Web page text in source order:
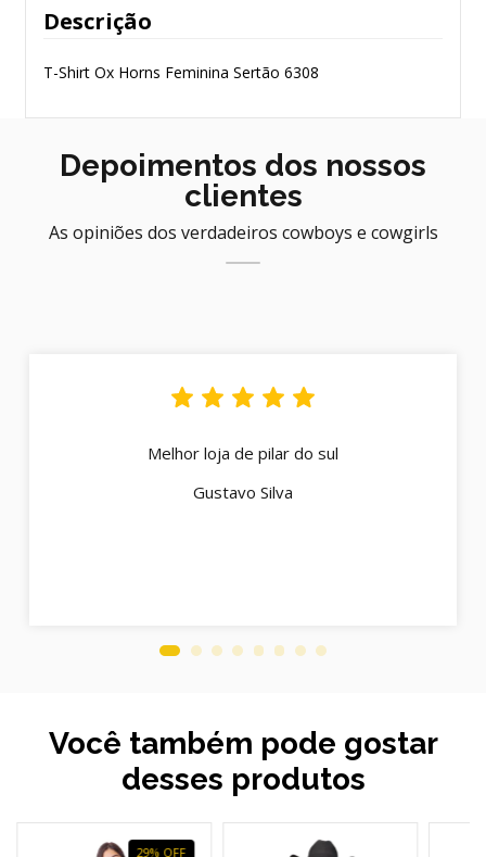
Descrição
T-Shirt Ox Horns Feminina Sertão 6308
Depoimentos dos nossos
clientes
As opiniões dos verdadeiros cowboys e cowgirls
Melhor loja de pilar do sul
Gustavo Silva
Você também pode gostar
desses produtos
29% OFF